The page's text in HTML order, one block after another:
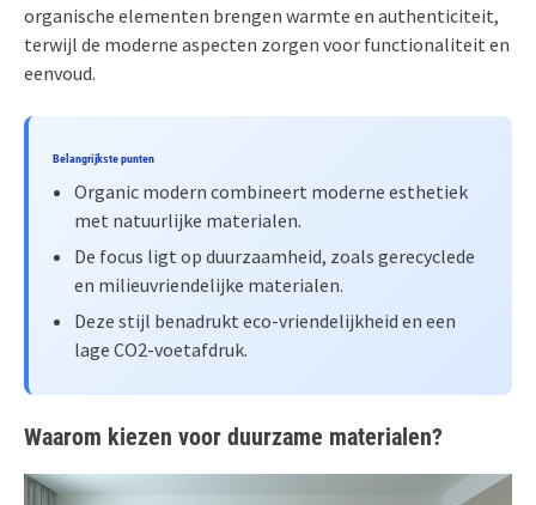
organische elementen brengen warmte en authenticiteit,
terwijl de moderne aspecten zorgen voor functionaliteit en
eenvoud.
Belangrijkste punten
Organic modern combineert moderne esthetiek
met natuurlijke materialen.
De focus ligt op duurzaamheid, zoals gerecyclede
en milieuvriendelijke materialen.
Deze stijl benadrukt eco-vriendelijkheid en een
lage CO2-voetafdruk.
Waarom kiezen voor duurzame materialen?